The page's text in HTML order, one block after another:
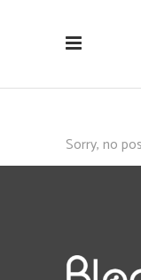
Sorry, no